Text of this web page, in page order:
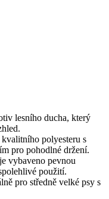
lesního ducha, který
polyesteru s
pro pohodlné držení.
vybaveno pevnou
použití.
pro středně velké psy s